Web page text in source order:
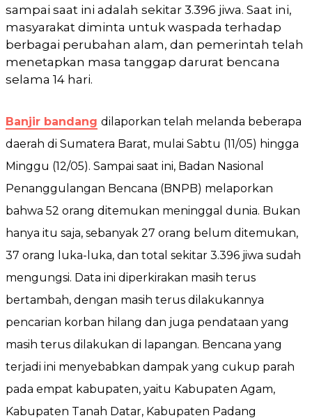
sampai saat ini adalah sekitar 3.396 jiwa. Saat ini,
masyarakat diminta untuk waspada terhadap
berbagai perubahan alam, dan pemerintah telah
menetapkan masa tanggap darurat bencana
selama 14 hari.
Banjir bandang dilaporkan telah melanda beberapa
daerah di Sumatera Barat, mulai Sabtu (11/05) hingga
Minggu (12/05). Sampai saat ini, Badan Nasional
Penanggulangan Bencana (BNPB) melaporkan
bahwa 52 orang ditemukan meninggal dunia. Bukan
hanya itu saja, sebanyak 27 orang belum ditemukan,
37 orang luka-luka, dan total sekitar 3.396 jiwa sudah
mengungsi. Data ini diperkirakan masih terus
bertambah, dengan masih terus dilakukannya
pencarian korban hilang dan juga pendataan yang
masih terus dilakukan di lapangan. Bencana yang
terjadi ini menyebabkan dampak yang cukup parah
pada empat kabupaten, yaitu Kabupaten Agam,
Kabupaten Tanah Datar, Kabupaten Padang